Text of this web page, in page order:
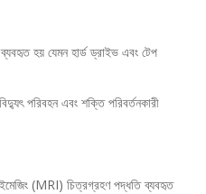
হয় যেমন হার্ড ড্রাইভ এবং টেপ
পরিবহন এবং শক্তি পরিবর্তনকারী
ইমেজিং (MRI) চিত্রগ্রহণ পদ্ধতি ব্যবহৃত